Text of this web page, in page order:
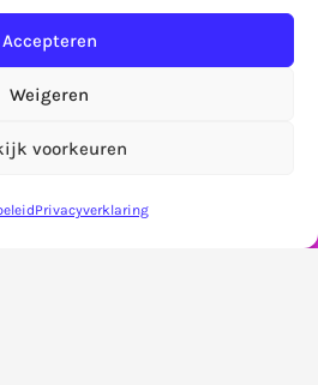
Accepteren
Weigeren
voorkeuren
Privacyverklaring
in de webshop worden pas
verzonden!
vragen
& retourneren